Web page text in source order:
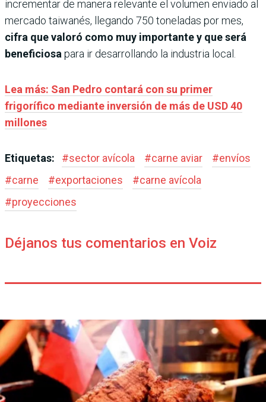
incrementar de manera relevante el volumen enviado al
mercado taiwanés, llegando 750 toneladas por mes,
cifra que valoró como muy importante y que será
beneficiosa para ir desarrollando la industria local.
Lea más: San Pedro contará con su primer
frigorífico mediante inversión de más de USD 40
millones
Etiquetas: #sector avícola #carne aviar #envíos
#carne #exportaciones #carne avícola
#proyecciones
Déjanos tus comentarios en Voiz